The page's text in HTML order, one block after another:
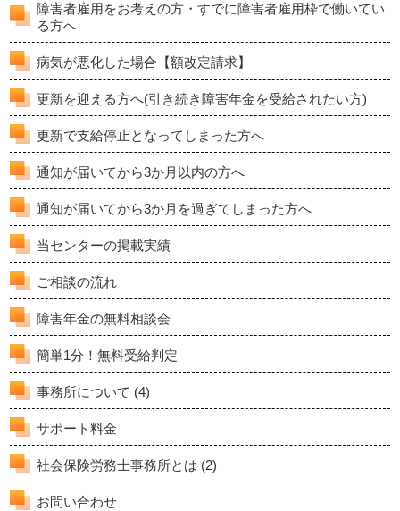
障害者雇用をお考えの方・すでに障害者雇用枠で働いてい
る方へ
病気が悪化した場合【額改定請求】
更新を迎える方へ(引き続き障害年金を受給されたい方)
更新で支給停止となってしまった方へ
通知が届いてから3か月以内の方へ
通知が届いてから3か月を過ぎてしまった方へ
当センターの掲載実績
ご相談の流れ
障害年金の無料相談会
簡単1分！無料受給判定
事務所について (4)
サポート料金
社会保険労務士事務所とは (2)
お問い合わせ